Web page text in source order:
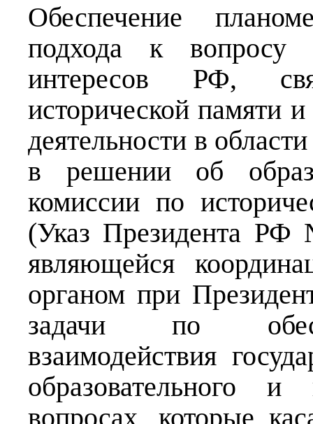
Обеспечение
подхода к вопросу
интересов РФ,
исторической памяти
деятельности в
в решении об
комиссии по
(Указ Президента
являющейся
органом при
задачи по
взаимодействия
образовательного
вопросах, которые